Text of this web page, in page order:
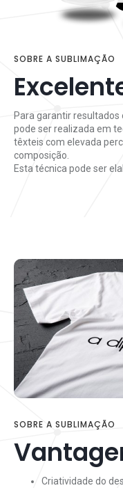
SOBRE A SUBLIMAÇÃO
Para garantir resultados
pode ser realizada em
têxteis com elevada
composição.
Esta técnica pode ser
SOBRE A SUBLIMAÇÃO
Criatividade do